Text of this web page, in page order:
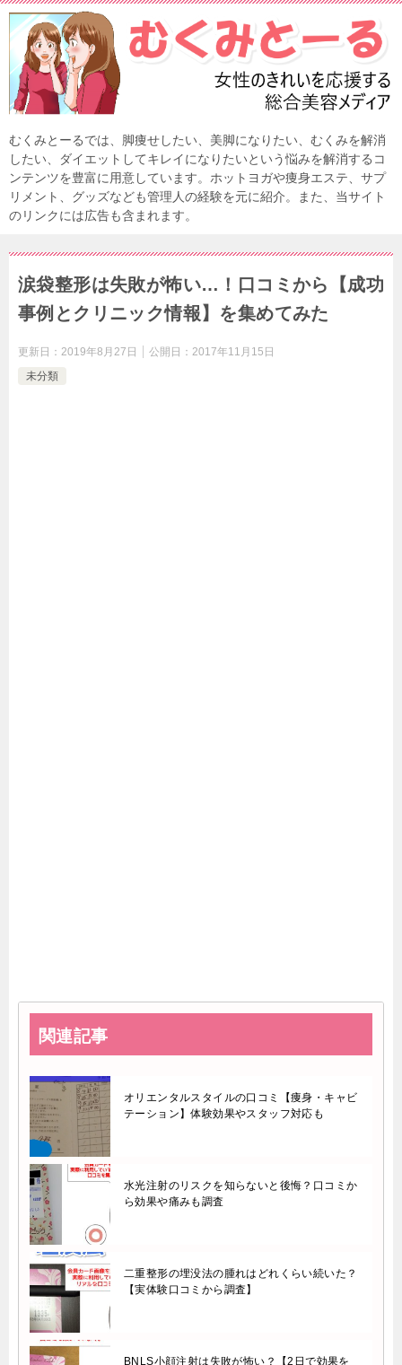
むくみとーるでは、脚痩せしたい、美脚になりたい、むくみを解消
したい、ダイエットしてキレイになりたいという悩みを解消するコ
ンテンツを豊富に用意しています。ホットヨガや痩身エステ、サプ
リメント、グッズなども管理人の経験を元に紹介。また、当サイト
のリンクには広告も含まれます。
涙袋整形は失敗が怖い…！口コミから【成功
事例とクリニック情報】を集めてみた
更新日： 2019年8月27日 公開日： 2017年11月15日
未分類
関連記事
オリエンタルスタイルの口コミ【痩身・キャビ
テーション】体験効果やスタッフ対応も
水光注射のリスクを知らないと後悔？口コミか
ら効果や痛みも調査
二重整形の埋没法の腫れはどれくらい続いた？
【実体験口コミから調査】
BNLS小顔注射は失敗が怖い？【2日で効果を